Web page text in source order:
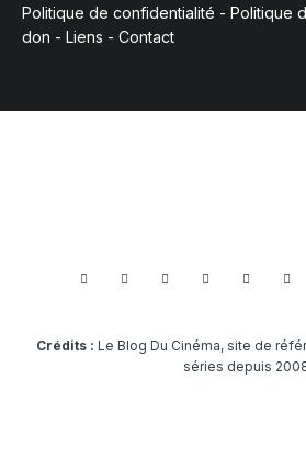
Politique de confidentialité - Politique
don - Liens - Contact
Crédits : Le Blog Du Cinéma, site de
séries depuis